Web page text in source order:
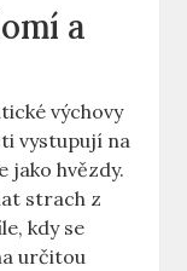
a
výchovy
vystupují na
jako hvězdy.
strach z
kdy se
určitou